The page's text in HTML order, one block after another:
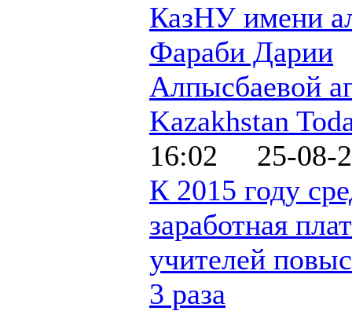
КазНУ имени
Фараби Дарии
Алпысбаевой
Kazakhstan
16:02 25-08-
К 2015 году
заработная
учителей
3 раза